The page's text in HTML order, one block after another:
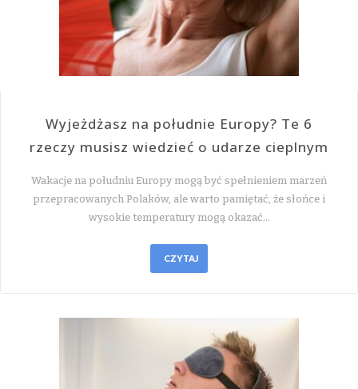
Wyjeżdżasz na południe Europy? Te 6
rzeczy musisz wiedzieć o udarze cieplnym
Wakacje na południu Europy mogą być spełnieniem marzeń
przepracowanych Polaków, ale warto pamiętać, że słońce i
wysokie temperatury mogą okazać…
CZYTAJ